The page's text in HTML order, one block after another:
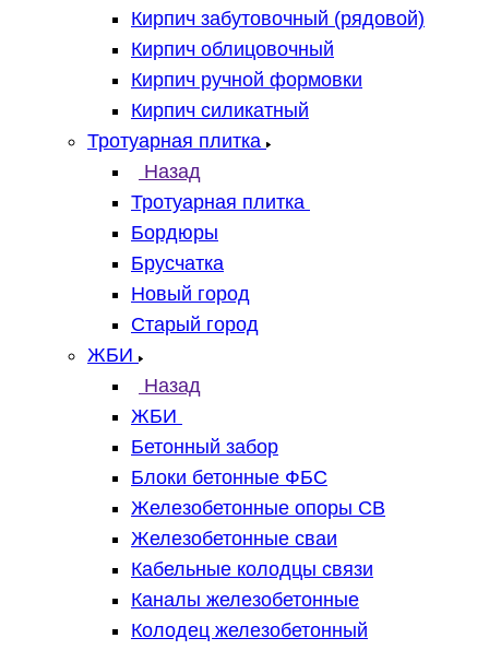
Кирпич забутовочный (рядовой)
Кирпич облицовочный
Кирпич ручной формовки
Кирпич силикатный
Тротуарная плитка
Назад
Тротуарная плитка
Бордюры
Брусчатка
Новый город
Старый город
ЖБИ
Назад
ЖБИ
Бетонный забор
Блоки бетонные ФБС
Железобетонные опоры СВ
Железобетонные сваи
Кабельные колодцы связи
Каналы железобетонные
Колодец железобетонный